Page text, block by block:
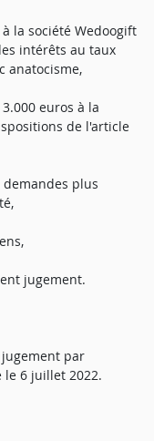
la société Wedoogift
intérêts au taux
anatocisme,
euros à la
de l'article
plus
jugement.
jugement par
6 juillet 2022.